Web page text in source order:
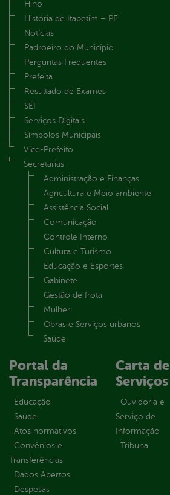
Hino
História de Itapetim – PE
Notícias
Padroeiro do Município
Perguntas Frequentes
Prefeita
Resultado de Exames
SEI
Serviços Digitais
Símbolos Municipais
Vice-Prefeito
Secretarias
Administração e Finanças
Agricultura e Meio ambiente
Assistência Social
Comunicação
Controle Interno
Cultura e Turismo
Educação e Esportes
Gabinete
Gestão de frota
Mulher
Obras e Serviços urbanos
Saúde
Portal da
Transparência
Educação
Saúde
Atos normativos
Convênios e
Transferências
Dados Abertos
Despesas
Carta de
Serviços
Ouvidoria e
Serviço de
Informação
Tribuna